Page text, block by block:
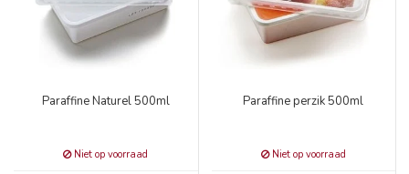
Paraffine Naturel 500ml
Niet op voorraad
Paraffine perzik 500ml
Niet op voorraad